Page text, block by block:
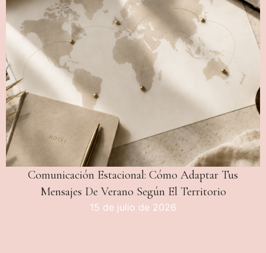
Comunicación Estacional: Cómo Adaptar Tus
Mensajes De Verano Según El Territorio
15 de julio de 2026